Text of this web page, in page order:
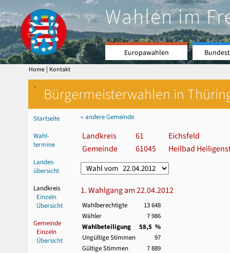
Wahlen im
Europawahlen
Home | Kontakt
` Bürgermeisterwahlen in
Startseite
Wahl-
termine
Landes-
übersicht
Landkreis
Einzeln
Übersicht
Gemeinde
Einzeln
Übersicht
« andere Gemeinde
Landkreis 61
Eichsfeld
Gemeinde
61045 Heilbad
1. Wahlgang am 22.04.2012
Wahlberechtigte
13 648
Wähler
7 986
Wahlbeteiligung
58,5 %
Ungültige Stimmen
97
Gültige Stimmen
7 889